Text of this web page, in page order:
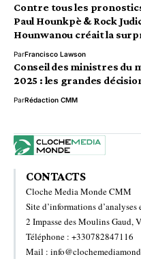
Contre tous les
Paul Hounkpè & Rock
Hounwanou créait la
ParFrancisco Lawson
Conseil des ministres du
2025 : les grandes
ParRédaction CMM
CONTACTS
Cloche Media Monde CMM
Site d’informations
2 Impasse des Moulins Gaud,
Téléphone : +330782847116
Mail :